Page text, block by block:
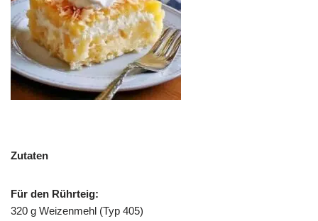
Zutaten
Für den Rührteig:
320 g Weizenmehl (Typ 405)